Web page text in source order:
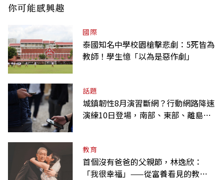
你可能感興趣
國際
泰國知名中學校園槍擊悲劇：5死皆為
教師！學生憶「以為是惡作劇」
話題
城鎮韌性8月演習斷網？行動網路降速
演練10日登場，南部、東部、離島為
教育
首個沒有爸爸的父親節，林逸欣：
「我很幸福」——從富養看見的教養